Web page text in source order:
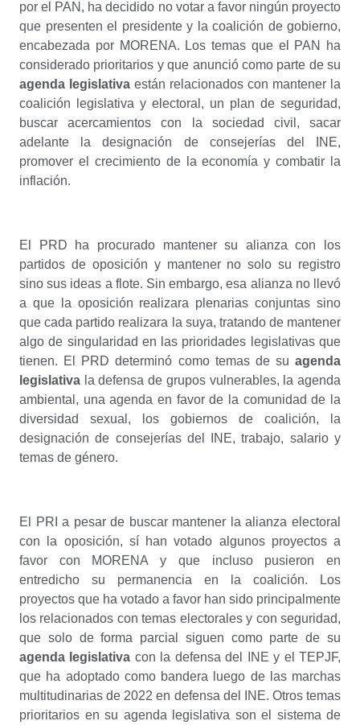
por el PAN, ha decidido no votar a favor ningún proyecto
que presenten el presidente y la coalición de gobierno,
encabezada por MORENA. Los temas que el PAN ha
considerado prioritarios y que anunció como parte de su
agenda legislativa están relacionados con mantener la
coalición legislativa y electoral, un plan de seguridad,
buscar acercamientos con la sociedad civil, sacar
adelante la designación de consejerías del INE,
promover el crecimiento de la economía y combatir la
inflación.
El PRD ha procurado mantener su alianza con los
partidos de oposición y mantener no solo su registro
sino sus ideas a flote. Sin embargo, esa alianza no llevó
a que la oposición realizara plenarias conjuntas sino
que cada partido realizara la suya, tratando de mantener
algo de singularidad en las prioridades legislativas que
tienen. El PRD determinó como temas de su agenda
legislativa la defensa de grupos vulnerables, la agenda
ambiental, una agenda en favor de la comunidad de la
diversidad sexual, los gobiernos de coalición, la
designación de consejerías del INE, trabajo, salario y
temas de género.
El PRI a pesar de buscar mantener la alianza electoral
con la oposición, sí han votado algunos proyectos a
favor con MORENA y que incluso pusieron en
entredicho su permanencia en la coalición. Los
proyectos que ha votado a favor han sido principalmente
los relacionados con temas electorales y con seguridad,
que solo de forma parcial siguen como parte de su
agenda legislativa con la defensa del INE y el TEPJF,
que ha adoptado como bandera luego de las marchas
multitudinarias de 2022 en defensa del INE. Otros temas
prioritarios en su agenda legislativa son el sistema de